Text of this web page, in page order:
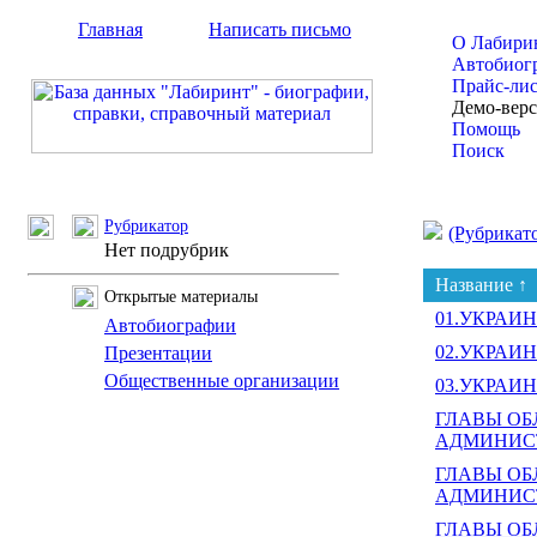
Главная Написать письмо
О
Прайс-
Демо-
Помощь
Поиск
Рубрикатор
Нет подрубрик
Открытые материалы
Автобиографии
Презентации
Общественные организации
Название ↑
ГЛАВЫ
ГЛАВЫ
ГЛАВЫ